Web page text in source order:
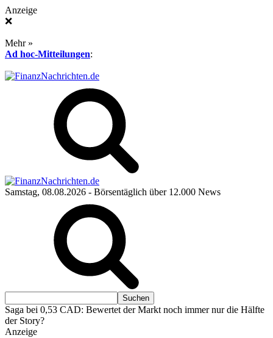
Anzeige
❌
Mehr »
Ad hoc-Mitteilungen:
Samstag, 08.08.2026 - Börsentäglich über 12.000 News
Saga bei 0,53 CAD: Bewertet der Markt noch immer nur die Hälfte
der Story?
Anzeige